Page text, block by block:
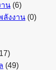
าน (6)
ลังงาน (0)
(49)